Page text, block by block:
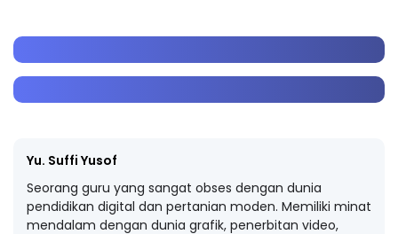
Yu. Suffi Yusof
Seorang guru yang sangat obses dengan dunia
pendidikan digital dan pertanian moden. Memiliki minat
mendalam dengan dunia grafik, penerbitan video,